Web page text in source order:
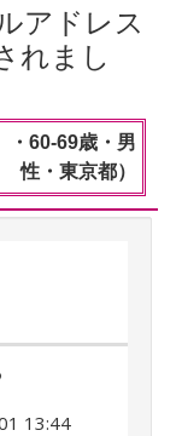
アドレス
れまし
60-69歳・男
性・東京都）
13:44